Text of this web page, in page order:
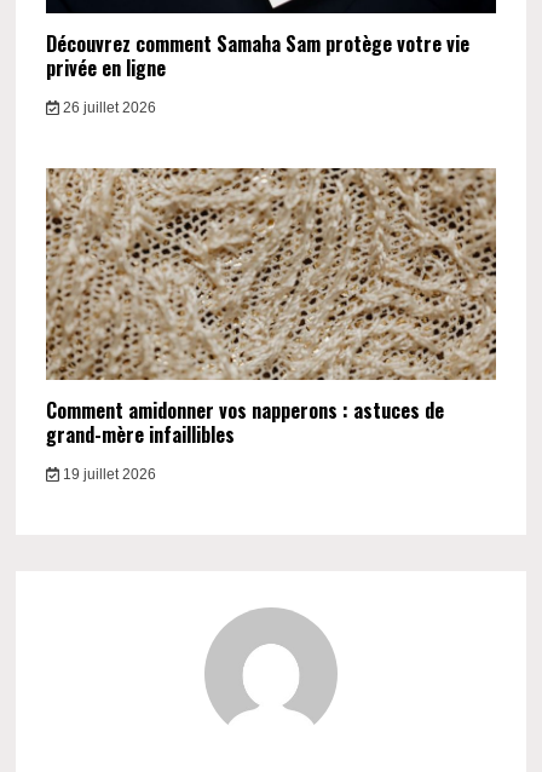
Découvrez comment Samaha Sam protège votre vie
privée en ligne
26 juillet 2026
Comment amidonner vos napperons : astuces de
grand-mère infaillibles
19 juillet 2026